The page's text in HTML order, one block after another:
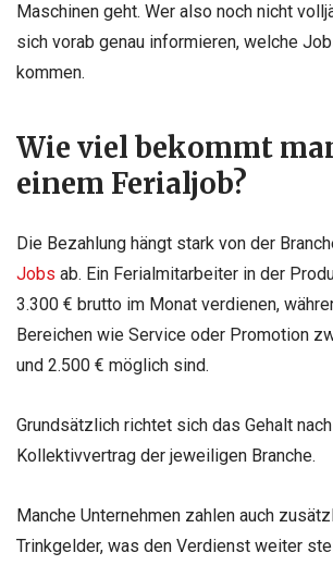
Maschinen geht. Wer also noch nicht
sich vorab genau informieren, welche
kommen.
Wie viel bekommt
einem Ferialjob?
Die Bezahlung hängt stark von der
Jobs ab. Ein Ferialmitarbeiter in der
3.300 € brutto im Monat verdienen,
Bereichen wie Service oder Promotion
und 2.500 € möglich sind.
Grundsätzlich richtet sich das Gehalt
Kollektivvertrag der jeweiligen Branche.
Manche Unternehmen zahlen auch
Trinkgelder, was den Verdienst weiter